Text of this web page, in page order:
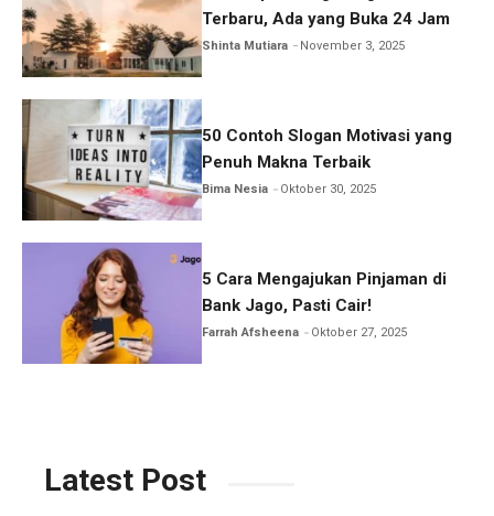
Terbaru, Ada yang Buka 24 Jam
Shinta Mutiara November 3, 2025
50 Contoh Slogan Motivasi yang
Penuh Makna Terbaik
Bima Nesia Oktober 30, 2025
5 Cara Mengajukan Pinjaman di
Bank Jago, Pasti Cair!
Farrah Afsheena Oktober 27, 2025
Latest Post